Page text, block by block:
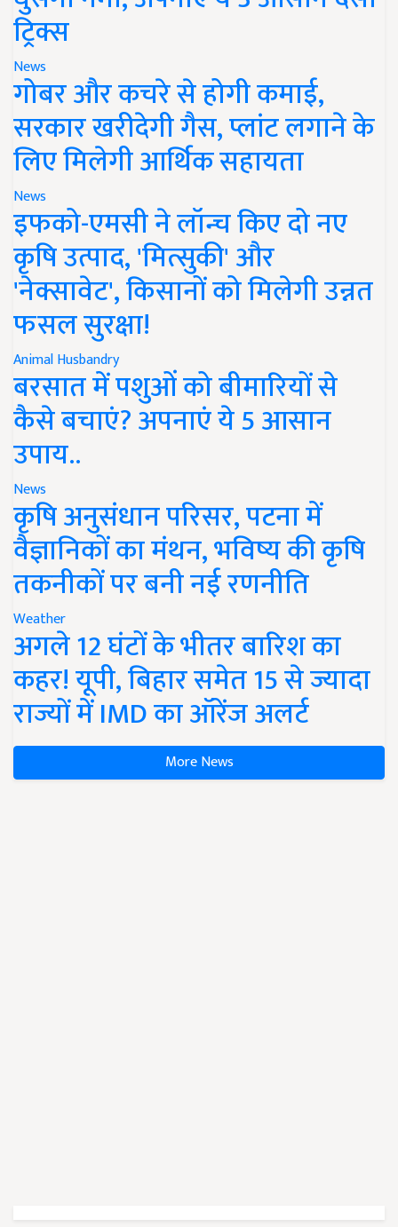
ट्रिक्स
News
गोबर और कचरे से होगी कमाई,
सरकार खरीदेगी गैस, प्लांट लगाने के
लिए मिलेगी आर्थिक सहायता
News
इफको-एमसी ने लॉन्च किए दो नए
कृषि उत्पाद, 'मित्सुकी' और
'नेक्सावेट', किसानों को मिलेगी उन्नत
फसल सुरक्षा!
Animal Husbandry
बरसात में पशुओं को बीमारियों से
कैसे बचाएं? अपनाएं ये 5 आसान
उपाय..
News
कृषि अनुसंधान परिसर, पटना में
वैज्ञानिकों का मंथन, भविष्य की कृषि
तकनीकों पर बनी नई रणनीति
Weather
अगले 12 घंटों के भीतर बारिश का
कहर! यूपी, बिहार समेत 15 से ज्यादा
राज्यों में IMD का ऑरेंज अलर्ट
More News